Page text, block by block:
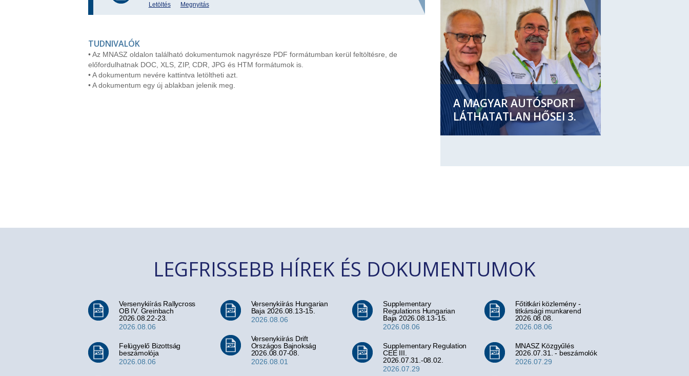
Letöltés Megnyitás
TUDNIVALÓK
• Az MNASZ oldalon található dokumentumok nagyrésze PDF formátumban kerül feltöltésre, de
előfordulhatnak DOC, XLS, ZIP, CDR, JPG és HTM formátumok is.
• A dokumentum nevére kattintva letöltheti azt.
• A dokumentum egy új ablakban jelenik meg.
A MAGYAR AUTÓSPORT
LÁTHATATLAN HŐSEI 3.
LEGFRISSEBB HÍREK ÉS DOKUMENTUMOK
Versenykiírás Rallycross
OB IV. Greinbach
2026.08.22-23.
2026.08.06
Felügyelő Bizottság
beszámolója
2026.08.06
Versenykiírás Hungarian
Baja 2026.08.13-15.
2026.08.06
Versenykiírás Drift
Országos Bajnokság
2026.08.07-08.
2026.08.01
Supplementary
Regulations Hungarian
Baja 2026.08.13-15.
2026.08.06
Supplementary Regulation
CEE III.
2026.07.31.-08.02.
2026.07.29
Főtitkári közlemény -
titkársági munkarend
2026.08.08.
2026.08.06
MNASZ Közgyűlés
2026.07.31. - beszámolók
2026.07.29